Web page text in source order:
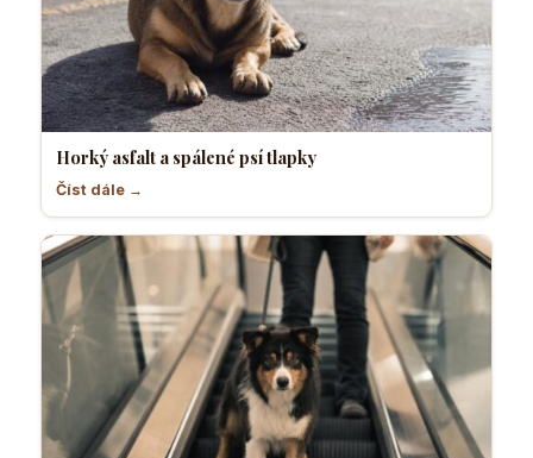
Horký asfalt a spálené psí tlapky
Číst dále →